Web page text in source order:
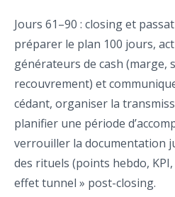
Jours 61–90 : closing et
préparer le plan 100 jours,
générateurs de cash (marge,
recouvrement) et
cédant, organiser la
planifier une période
verrouiller la documentation
des rituels (points hebdo, KPI,
effet tunnel » post-closing.